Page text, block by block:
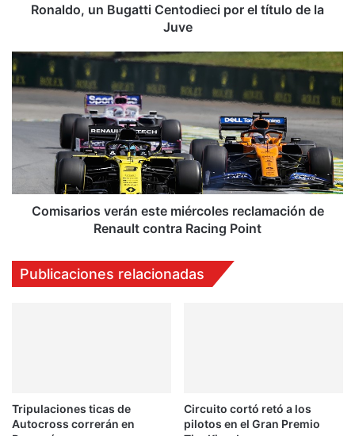
JuveRonaldo, un Bugatti Centodieci por el título de la
Juve
Comisarios
verán
este
miércoles
reclamación
Racing
PointComisarios verán este miércoles reclamación de
Renault contra Racing Point
Publicaciones relacionadas
Tripulaciones ticas de
Autocross correrán en
Circuito cortó retó a los
pilotos en el Gran Premio